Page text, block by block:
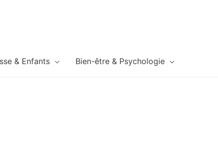
& Enfants Bien-être & Psychologie